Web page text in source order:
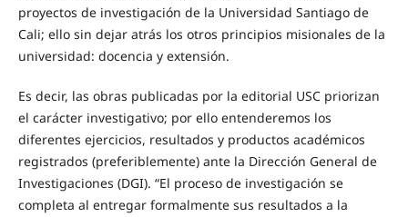
proyectos de investigación de la Universidad Santiago de
Cali; ello sin dejar atrás los otros principios misionales de la
universidad: docencia y extensión.
Es decir, las obras publicadas por la editorial USC priorizan
el carácter investigativo; por ello entenderemos los
diferentes ejercicios, resultados y productos académicos
registrados (preferiblemente) ante la Dirección General de
Investigaciones (DGI). “El proceso de investigación se
completa al entregar formalmente sus resultados a la